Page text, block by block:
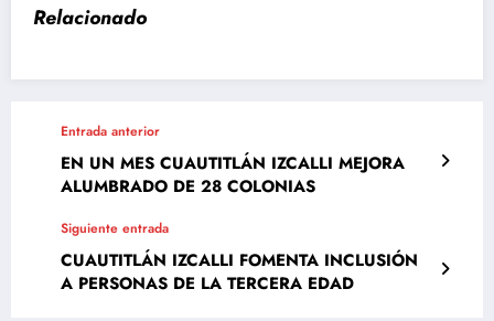
Relacionado
Entrada anterior
EN UN MES CUAUTITLÁN IZCALLI MEJORA
ALUMBRADO DE 28 COLONIAS
Siguiente entrada
CUAUTITLÁN IZCALLI FOMENTA INCLUSIÓN
A PERSONAS DE LA TERCERA EDAD